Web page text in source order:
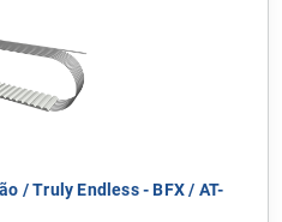
/ Truly Endless - BFX / AT-